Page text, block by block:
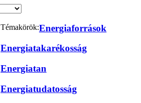
Témakörök:Energiaforrások
Energiatakarékosság
Energiatan
Energiatudatosság